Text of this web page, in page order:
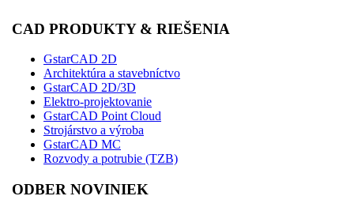
CAD PRODUKTY & RIEŠENIA
GstarCAD 2D
Architektúra a stavebníctvo
GstarCAD 2D/3D
Elektro-projektovanie
GstarCAD Point Cloud
Strojárstvo a výroba
GstarCAD MC
Rozvody a potrubie (TZB)
ODBER NOVINIEK